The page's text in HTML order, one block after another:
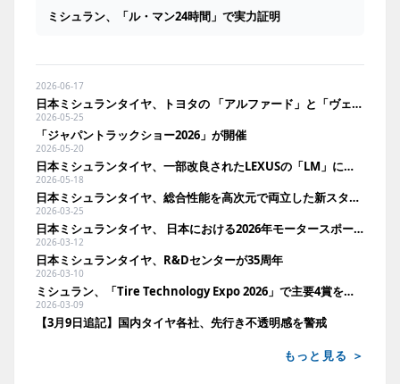
ミシュラン、「ル・マン24時間」で実力証明
2026-06-17
日本ミシュランタイヤ、トヨタの 「アルファード」と「ヴェルファイア」に純正装着
2026-05-25
「ジャパントラックショー2026」が開催
2026-05-20
日本ミシュランタイヤ、一部改良されたLEXUSの「LM」に純正装着
2026-05-18
日本ミシュランタイヤ、総合性能を高次元で両立した新スタッドレス「X－ICE SNOW+」投入
2026-03-25
日本ミシュランタイヤ、 日本における2026年モータースポーツ活動を発表
2026-03-12
日本ミシュランタイヤ、R&Dセンターが35周年
2026-03-10
ミシュラン、「Tire Technology Expo 2026」で主要4賞を同時受賞
2026-03-09
【3月9日追記】国内タイヤ各社、先行き不透明感を警戒
もっと見る ＞